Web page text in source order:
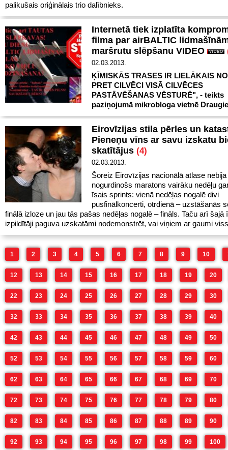
palikušais oriģinālais trio dalībnieks.
Internetā tiek izplatīta
filma par airBALTIC
maršrutu slēpšanu VIDEO
02.03.2013.
ĶĪMISKĀS TRASES IR LIELĀKAIS
PRET CILVĒCI VISĀ CILVĒCES
PASTĀVĒŠANAS VĒSTURĒ", - teikts
paziņojumā mikrobloga vietnē
Eirovīzijas stila pērles un
Pieneņu vīns ar savu izskatu
skatītājus (4)
02.03.2013.
Šoreiz Eirovīzijas nacionālā atlase
nogurdinošs maratons vairāku nedēļu
īsais sprints: vienā nedēļas nogalē divi
pusfinālkoncerti, otrdienā – uzstāšanās
finālā izloze un jau tās pašas nedēļas nogalē – fināls. Taču arī šajā
izpildītāji paguva uzskatāmi nodemonstrēt, vai viņiem ar gaumi
1 2 3 4 5 6 7 8 9 10
12 13 14 15 16 17 18 19 20
22 23 24 25 26 27 28 29 30
32 33 34 35 36 37 38 39 40
42 43 44 45 46 47 48 49 50
52 53 54 55 56 57 58 59 60
62 63 64 65 66 67 68 69 70
72 73 74 75 76 77 78 79 80
82 83 84 85 86 87 88 89 90
92 93 94 95 96 97 98 99 100